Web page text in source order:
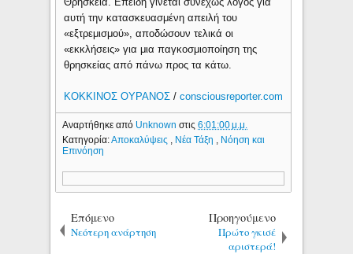
αυτή την κατασκευασμένη απειλή του
«εξτρεμισμού», αποδώσουν τελικά οι
«εκκλήσεις» για μια παγκοσμιοποίηση της
θρησκείας από πάνω προς τα κάτω.
ΚΟΚΚΙΝΟΣ ΟΥΡΑΝΟΣ /consciousreporter.com
Αναρτήθηκε από Unknownστις6:01:00 μ.μ.
Κατηγορία:Αποκαλύψεις Νέα Τάξη
Νόηση και
Επινόηση
Επόμενο
Νεότερη ανάρτηση
Προηγούμενο
Πρώτο γκισέ
αριστερά!